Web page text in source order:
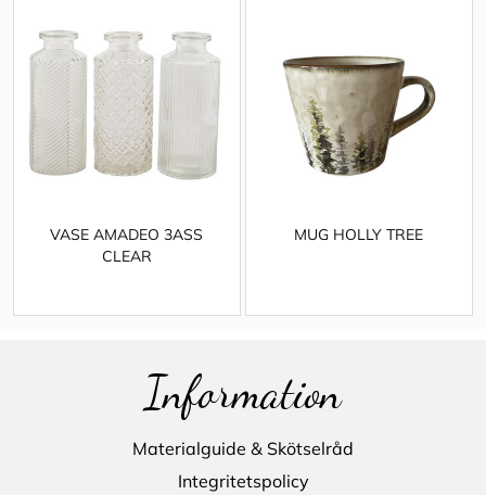
VASE AMADEO 3ASS
CLEAR
MUG HOLLY TREE
Information
Materialguide & Skötselråd
Integritetspolicy